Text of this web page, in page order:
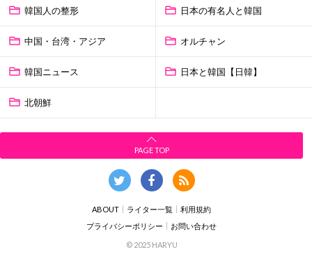
韓国人の整形 日本の有名人と韓国
中国・台湾・アジア オルチャン
韓国ニュース 日本と韓国【日韓】
北朝鮮
PAGE TOP
ABOUT ライター一覧
利用規約
プライバシーポリシー
お問い合わせ
© 2025 HARYU